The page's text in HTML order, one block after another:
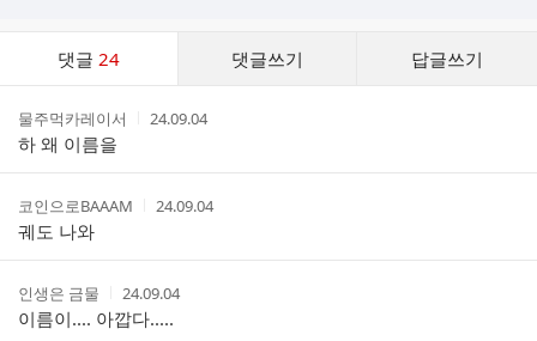
댓글24 댓글쓰기 답글쓰기
스
작
성
자
물주먹카레이서
작
간
24.09.04
하 왜 이름을
작
성
자
코인으로BAAAM
작
간
24.09.04
궤도 나와
작
성
자
인생은 금물
작
성
시
24.09.04
이름이.... 아깝다.....